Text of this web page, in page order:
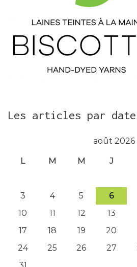
Les articles par date
août 2026
L M M J
3
4 5 6
10
11 12 13
17
18 19 20
24
25 26 27